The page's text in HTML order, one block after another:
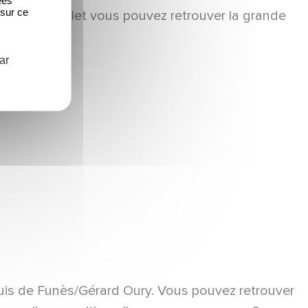
le 15 juillet vous pouvez retrouver la grande
de Funès/Gérard Oury. Vous pouvez retrouver
ce